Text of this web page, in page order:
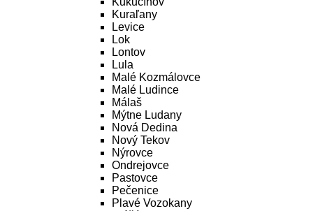
Kuraľany
Levice
Lok
Lontov
Lula
Malé Kozmálovce
Malé Ludince
Málaš
Mýtne Ludany
Nová Dedina
Nový Tekov
Nýrovce
Ondrejovce
Pastovce
Pečenice
Plavé Vozokany